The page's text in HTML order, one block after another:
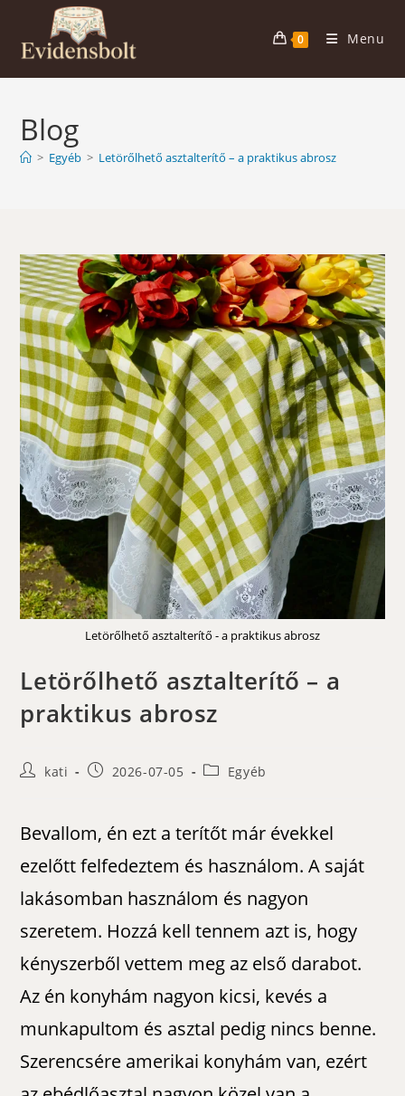
content
0 Menu
Blog
> Egyéb > Letörőlhető asztalterítő – a praktikus abrosz
Letörőlhető asztalterítő - a praktikus abrosz
Letörőlhető asztalterítő – a
praktikus abrosz
Postkati
Post2026-07-05
PostEgyéb
Bevallom, én ezt a terítőt már évekkel
ezelőtt felfedeztem és használom. A saját
lakásomban használom és nagyon
szeretem. Hozzá kell tennem azt is, hogy
kényszerből vettem meg az első darabot.
Az én konyhám nagyon kicsi, kevés a
munkapultom és asztal pedig nincs benne.
Szerencsére amerikai konyhám van, ezért